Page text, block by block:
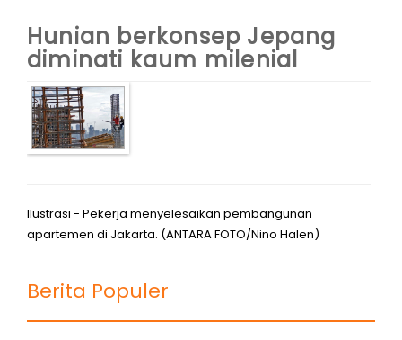
Hunian berkonsep Jepang
diminati kaum milenial
Ilustrasi - Pekerja menyelesaikan pembangunan
apartemen di Jakarta. (ANTARA FOTO/Nino Halen)
Berita Populer